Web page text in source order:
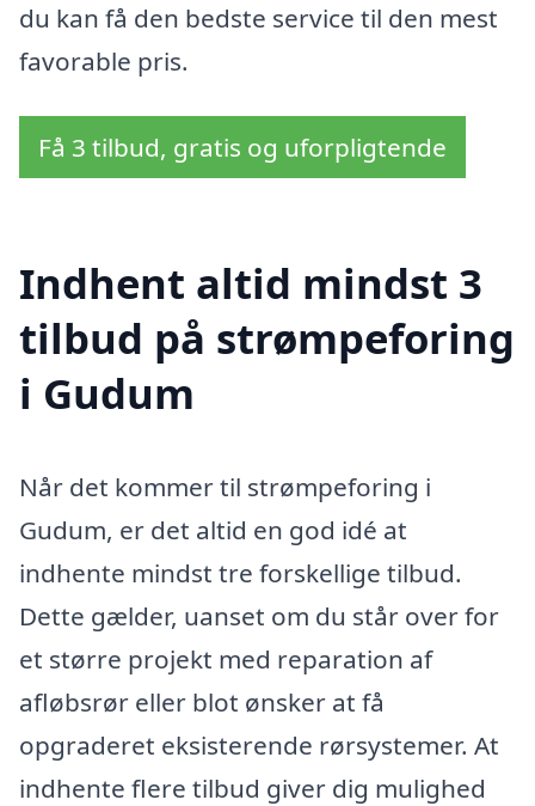
du kan få den bedste service til den mest
favorable pris.
Få 3 tilbud, gratis og uforpligtende
Indhent altid mindst 3
tilbud på strømpeforing
i Gudum
Når det kommer til strømpeforing i
Gudum, er det altid en god idé at
indhente mindst tre forskellige tilbud.
Dette gælder, uanset om du står over for
et større projekt med reparation af
afløbsrør eller blot ønsker at få
opgraderet eksisterende rørsystemer. At
indhente flere tilbud giver dig mulighed